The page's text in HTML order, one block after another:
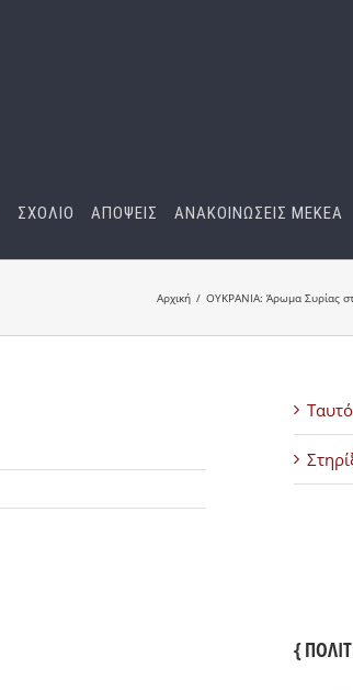
ΣΧΟΛΙΟ ΑΠΟΨΕΙΣ ΑΝΑΚΟΙΝΩΣΕΙΣ ΜΕΚΕΑ
Αρχική ΟΥΚΡΑΝΙΑ: Άρωμα Συρίας
{